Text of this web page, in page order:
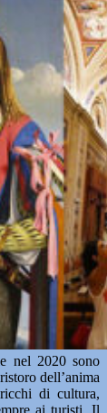
nel 2020 sono
dell’anima
di cultura,
ai turisti. Il